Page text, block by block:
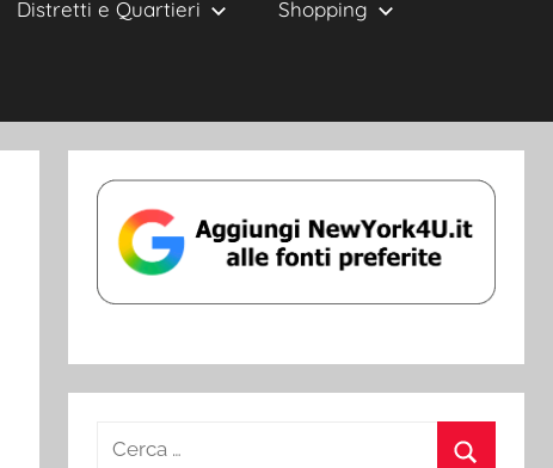
Distretti e Quartieri Shopping
Ricerca